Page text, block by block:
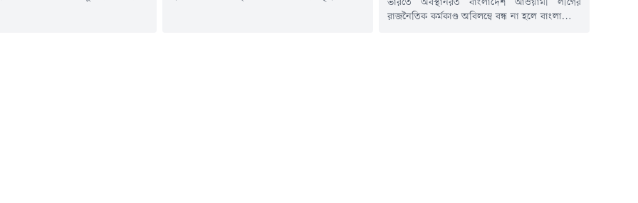
ভারতে অবস্থানরত বাংলাদেশ আওয়ামী লীগের
রাজনৈতিক কর্মকাণ্ড অবিলম্বে বন্ধ না হলে বাংলাদেশ-